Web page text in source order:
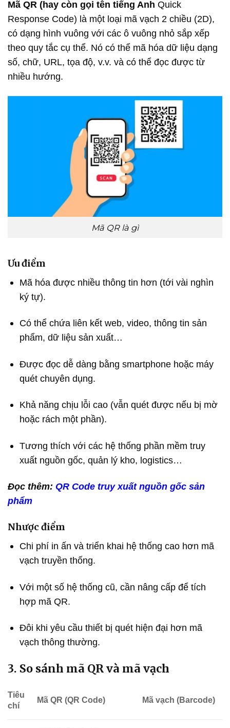
Mã QR (hay còn gọi tên tiếng Anh Quick
Response Code) là một loại mã vạch 2 chiều (2D),
có dạng hình vuông với các ô vuông nhỏ sắp xếp
theo quy tắc cụ thể. Nó có thể mã hóa dữ liệu dạng
số, chữ, URL, tọa độ, v.v. và có thể đọc được từ
nhiều hướng.
Mã QR là gì
Ưu điểm
Mã hóa được nhiều thông tin hơn (tới vài nghìn
ký tự).
Có thể chứa liên kết web, video, thông tin sản
phẩm, dữ liệu sản xuất…
Được đọc dễ dàng bằng smartphone hoặc máy
quét chuyên dụng.
Khả năng chịu lỗi cao (vẫn quét được nếu bị mờ
hoặc rách một phần).
Tương thích với các hệ thống phần mềm truy
xuất nguồn gốc, quản lý kho, logistics…
Đọc thêm: QR Code truy xuất nguồn gốc sản
phẩm
Nhược điểm
Chi phí in ấn và triển khai hệ thống cao hơn mã
vạch truyền thống.
Với một số hệ thống cũ, cần nâng cấp để tích
hợp mã QR.
Đôi khi yêu cầu thiết bị quét hiện đại hơn mã
vạch thông thường.
3. So sánh mã QR và mã vạch
Tiêu
chí
Mã QR (QR Code) Mã vạch (Barcode)